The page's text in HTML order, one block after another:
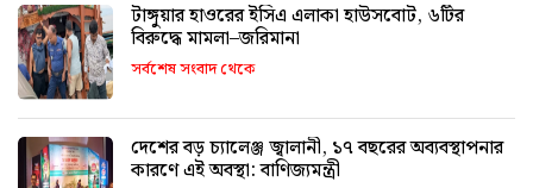
টাঙ্গুয়ার হাওরের ইসিএ এলাকা হাউসবোট, ৬টির
বিরুদ্ধে মামলা–জরিমানা
সর্বশেষ সংবাদ থেকে
দেশের বড় চ্যালেঞ্জ জ্বালানী, ১৭ বছরের অব্যবস্থাপনার
কারণে এই অবস্থা: বাণিজ্যমন্ত্রী